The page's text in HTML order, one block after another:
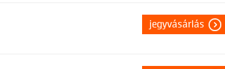
jegyvásárlás